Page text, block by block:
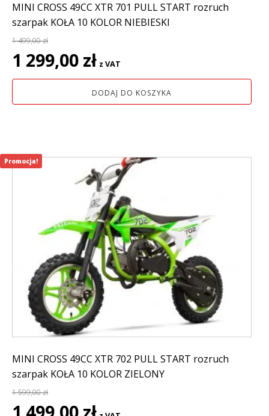
MINI CROSS 49CC XTR 701 PULL START rozruch
szarpak KOŁA 10 KOLOR NIEBIESKI
1 499,00zł
Pierwotna
cena
wynosiła:
1 299,00 zł cena
wynosi:
1
z VAT
DODAJ DO KOSZYKA
MINI CROSS 49CC XTR 702 PULL START rozruch
szarpak KOŁA 10 KOLOR ZIELONY
1 599,00zł
Pierwotna
Promocja!